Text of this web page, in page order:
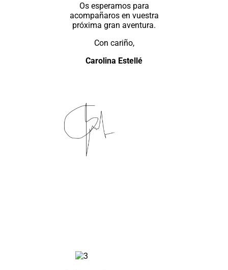
Os esperamos para
acompañaros en vuestra
próxima gran aventura.
Con cariño,
Carolina Estellé